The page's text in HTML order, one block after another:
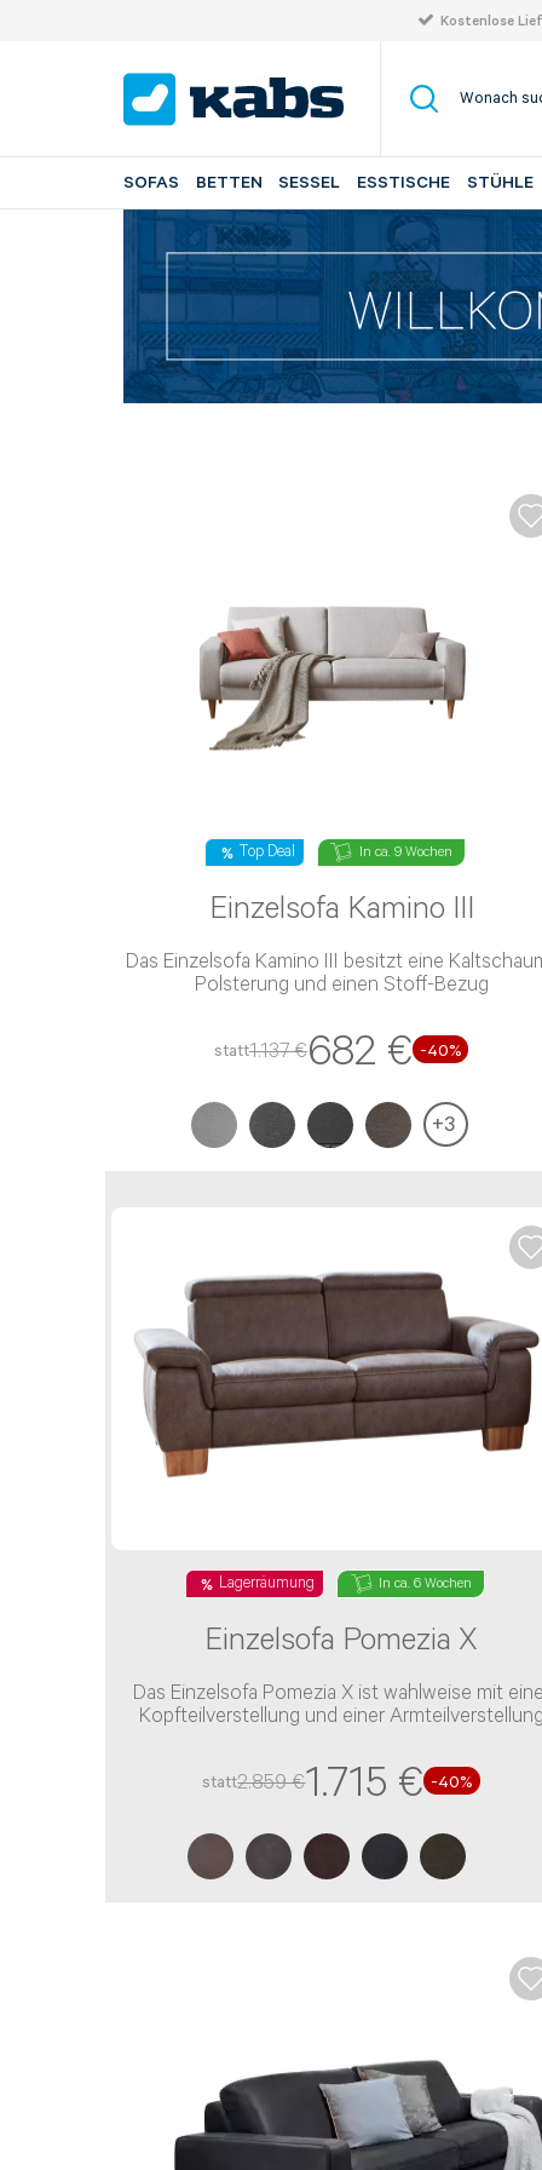
Kostenlose
SOFAS BETTEN SESSEL ESSTISCHE STÜHLE
Beratung per E-Mail
Haben Sie noch Fragen? Sie können uns Ihr
Top Deal In ca. 9 Wochen
Einzelsofa Kamino III
Das Einzelsofa Kamino III besitzt eine Kaltschaum-
Polsterung und einen Stoff-Bezug
statt1.137 €682 € -40%
+3
Lagerräumung In ca. 6 Wochen
Einzelsofa Pomezia X
Das Einzelsofa Pomezia X ist wahlweise mit
Kopfteilverstellung und einer Armteilverstellung
statt2.859 €1.715 € -40%